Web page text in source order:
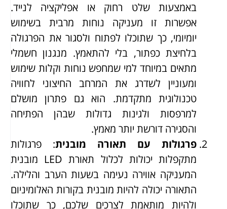
באמצעות שלט רחוק או אפליקציה לנייד.
אפשרות זו מעניקה נוחות מרבית בשימוש
יומיומי, כך שתוכלו לפתוח ולסגור את הפרגולה
בלחיצת כפתור, בלי להתאמץ. מנגנון חשמלי
מתאים במיוחד למי שמחפש נוחות וקלות שימוש
ומעוניין לשדרג את המרחב החיצוני לחוויה
טכנולוגית מתקדמת. הוא גם פתרון מושלם
למרפסות ולגינות גדולות שבהן הפתיחה
והסגירה דורשת יותר מאמץ.
פרגולות עם תאורה מובנית: פרגולות
מתקפלות יכולות לכלול תאורת LED מובנית
המעניקה אווירה נעימה בשעות הערב והלילה.
התאורה יכולה להיות מובנית בקורות האלומיניום
ולהיות מותאמת לצרכים שלכם, כך שתוכלו